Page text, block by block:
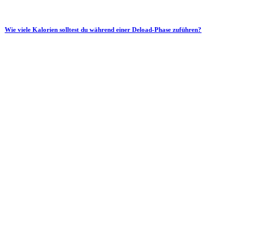
Wie viele Kalorien solltest du während einer Deload-Phase zuführen?